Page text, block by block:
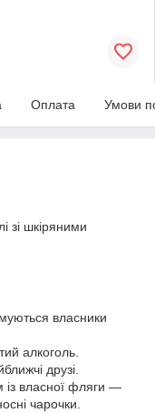
Оплата Умови
зі шкіряними
власники
алкоголь.
друзі.
власної фляги —
чарочки.